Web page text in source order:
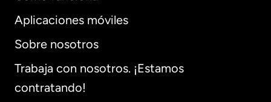
Aplicaciones móviles
Sobre nosotros
Trabaja con nosotros. ¡Estamos
contratando!